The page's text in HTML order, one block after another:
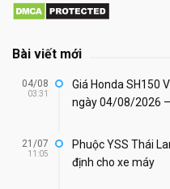
Bài viết mới
04/08
03:31
Giá Honda SH150
ngày 04/08/2026 –
21/07
11:05
Phuộc YSS Thái
định cho xe máy